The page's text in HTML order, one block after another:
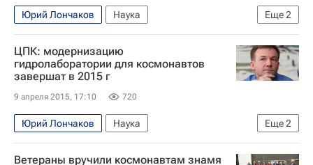
Еще2
Юрий Лончаков
Наука
Космос - РИА Наука
Центр подготовки космонавтов
ЦПК: модернизацию
гидролаборатории для космонавтов
завершат в 2015 г
9 апреля 2015, 17:10 720
Еще2
Юрий Лончаков
Наука
Космос - РИА Наука
Ветераны вручили космонавтам знамя